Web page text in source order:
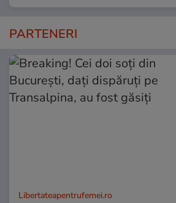
PARTENERI
Libertateapentrufemei.ro